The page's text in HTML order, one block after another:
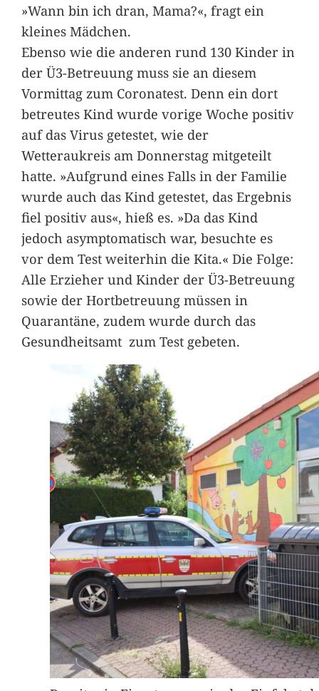
»Wann bin ich dran, Mama?«, fragt ein
kleines Mädchen.
Ebenso wie die anderen rund 130 Kinder in
der Ü3-Betreuung muss sie an diesem
Vormittag zum Coronatest. Denn ein dort
betreutes Kind wurde vorige Woche positiv
auf das Virus getestet, wie der
Wetteraukreis am Donnerstag mitgeteilt
hatte. »Aufgrund eines Falls in der Familie
wurde auch das Kind getestet, das Ergebnis
fiel positiv aus«, hieß es. »Da das Kind
jedoch asymptomatisch war, besuchte es
vor dem Test weiterhin die Kita.« Die Folge:
Alle Erzieher und Kinder der Ü3-Betreuung
sowie der Hortbetreuung müssen in
Quarantäne, zudem wurde durch das
Gesundheitsamt zum Test gebeten.